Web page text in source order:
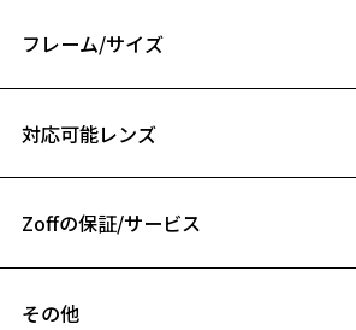
フレーム/サイズ
B ブリッジ(鼻部分)の横幅：16mm
対応可能レンズ
フレームとレンズの合計料金を
Zoffの保証/サービス
その他